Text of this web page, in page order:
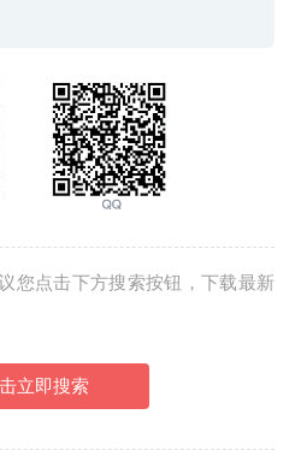
您点击下方搜索按钮，下载最新
立即搜索